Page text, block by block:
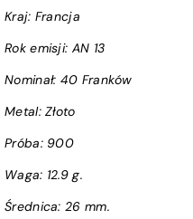
13
Kraj: Francja
Rok emisji: AN 13
Nominał: 40 Franków
Metal: Złoto
Próba: 900
Waga: 12.9 g.
Średnica: 26 mm.